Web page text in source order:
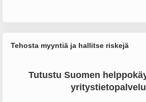
Tehosta myyntiä ja hallitse riskejä
Tutustu Suomen